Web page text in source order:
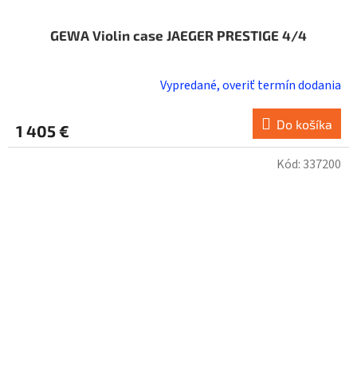
GEWA Violin case JAEGER PRESTIGE 4/4
Vypredané, overiť termín dodania
1 405 € Do košíka
Kód: 337200